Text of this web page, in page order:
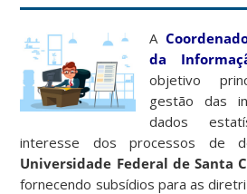
A
da
objetivo
gestão das
dados
interesse dos processos de
Universidade Federal de Santa
fornecendo subsídios para as